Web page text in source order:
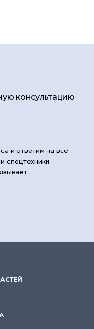
консультацию
и ответим на все
спецтехники.